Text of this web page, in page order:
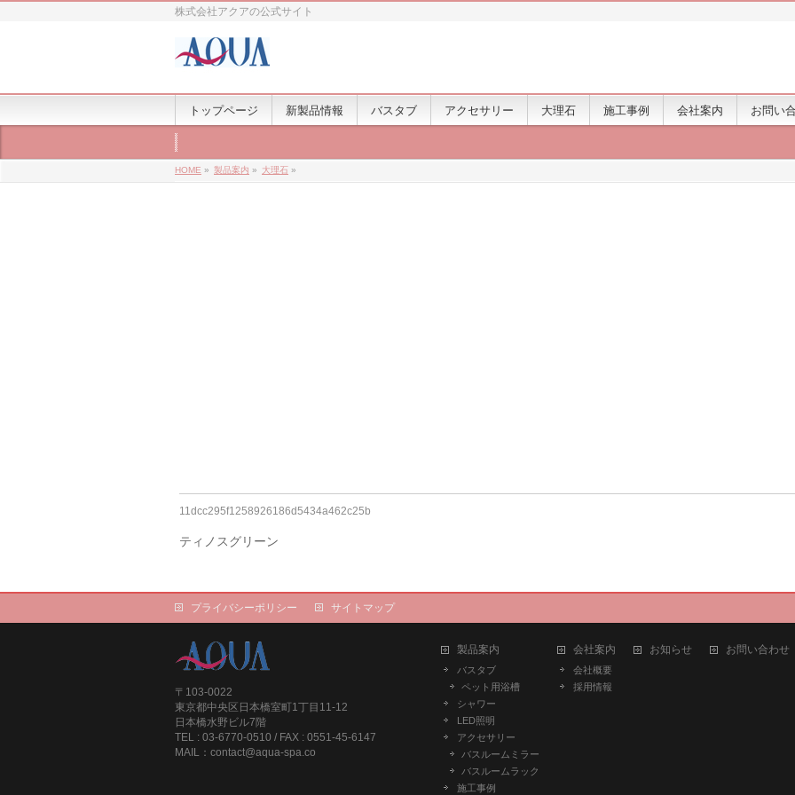
株式会社アクアの公式サイト
トップページ 新製品情報 バスタブ アクセサリー 大理石 施工事例 会社案内 お問い
HOME » 製品案内 » 大理石 »
11dcc295f1258926186d5434a462c25b
ティノスグリーン
プライバシーポリシー サイトマップ
〒103-0022
東京都中央区日本橋室町1丁目11-12
日本橋水野ビル7階
TEL : 03-6770-0510 / FAX : 0551-45-6147
MAIL：contact@aqua-spa.co
製品案内
バスタブ
ペット用浴槽
シャワー
LED照明
アクセサリー
バスルームミラー
バスルームラック
施工事例
会社案内
会社概要
採用情報
お知らせ お問い合わせ